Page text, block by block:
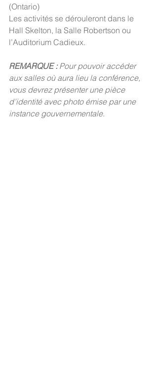
(Ontario)
Les activités se dérouleront dans le
Hall Skelton, la Salle Robertson ou
l’Auditorium Cadieux.
REMARQUE : Pour pouvoir accéder
aux salles où aura lieu la conférence,
vous devrez présenter une pièce
d’identité avec photo émise par une
instance gouvernementale.